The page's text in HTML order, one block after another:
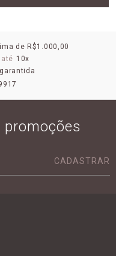
de R$1.000,00
10x
garantida
promoções
CADASTRAR